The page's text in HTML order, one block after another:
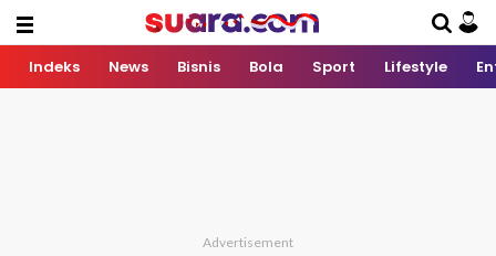
Indeks News Bisnis Bola Sport Lifestyle